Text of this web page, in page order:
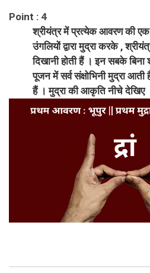
Point : 4
श्रीयंत्र में प्रत्येक आवरण की एक
उंगलियों द्वारा मुद्रा करके ,
दिखानी होती हैं । इन सबके बिना
पूजन में सर्व संक्षोभिनी मुद्रा
हैं । मुद्रा की आकृति नीचे देखिए